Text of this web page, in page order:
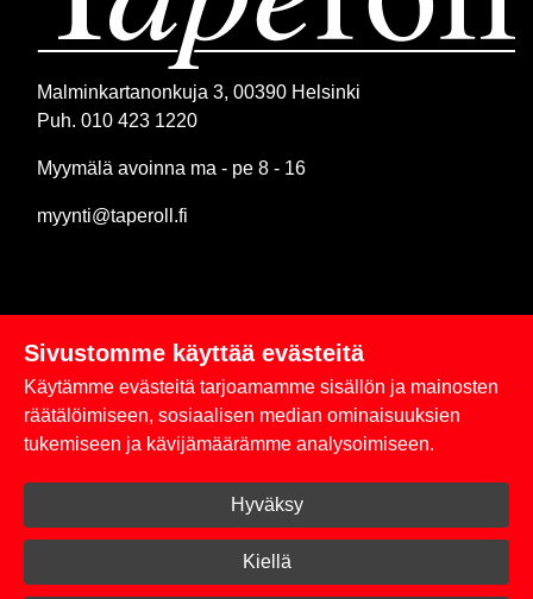
Malminkartanonkuja 3, 00390 Helsinki
Puh. 010 423 1220
Myymälä avoinna ma - pe 8 - 16
myynti@taperoll.fi
Linkit
Rekisteriseloste
Toimitus- ja maksuehdot
Kirjaudu sisään
Sivustomme käyttää evästeitä
Käytämme evästeitä tarjoamamme sisällön ja mainosten
räätälöimiseen, sosiaalisen median ominaisuuksien
tukemiseen ja kävijämäärämme analysoimiseen.
Hyväksy
Kiellä